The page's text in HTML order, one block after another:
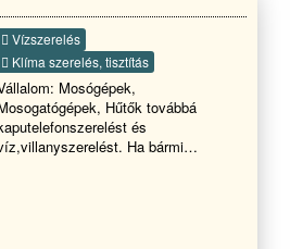
Vízszerelés
Klíma szerelés, tisztítás
Mosógépek,
Hűtők továbbá
és
Ha bármi